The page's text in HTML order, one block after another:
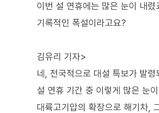
이번 설 연휴에는 많은 눈이 내렸
기록적인 폭설이라고요?
김유리 기자>
네, 전국적으로 대설 특보가 발
설 연휴 기간 중 이렇게 많은 눈
대륙고기압의 확장으로 해기차,